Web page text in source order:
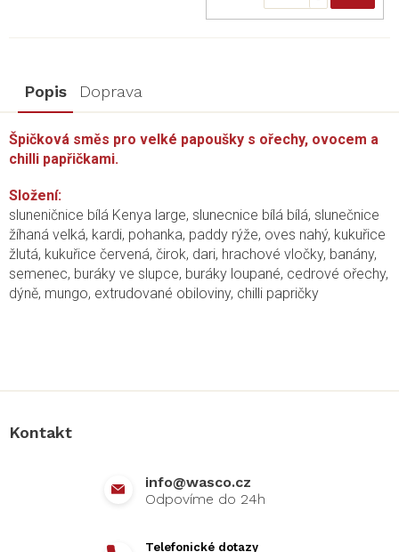
Popis Doprava
Špičková směs pro velké papoušky s ořechy, ovocem a
chilli papřičkami.
Složení:
sluneničnice bílá Kenya large, slunecnice bílá bílá, slunečnice
žíhaná velká, kardi, pohanka, paddy rýže, oves nahý, kukuřice
žlutá, kukuřice červená, čirok, dari, hrachové vločky, banány,
semenec, buráky ve slupce, buráky loupané, cedrové ořechy,
dýně, mungo, extrudované obiloviny, chilli papričky
Kontakt
info@wasco.cz